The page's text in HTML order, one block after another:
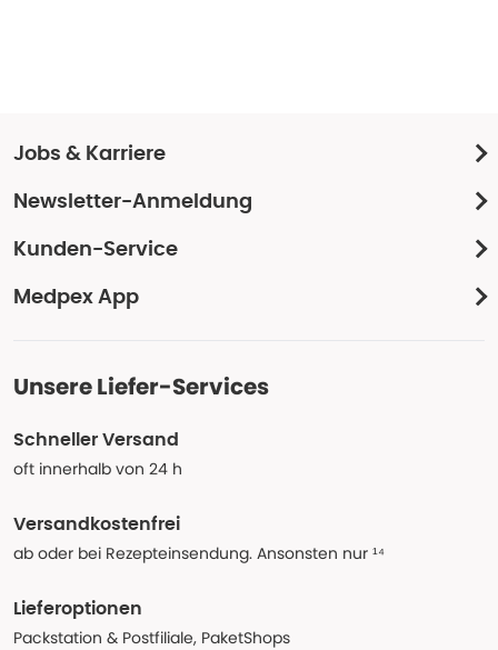
Jobs & Karriere
Newsletter-Anmeldung
Kunden-Service
Medpex App
Unsere Liefer-Services
Schneller Versand
oft innerhalb von 24 h
Versandkostenfrei
ab oder bei Rezepteinsendung. Ansonsten nur ¹⁴
Lieferoptionen
Packstation & Postfiliale, PaketShops